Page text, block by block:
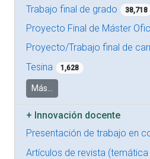
Trabajo final de grado 38,718
Proyecto Final de Máster
Proyecto/Trabajo final de
Tesina 1,628
Más...
+ Innovación docente
Presentación de trabajo en
Artículos de revista